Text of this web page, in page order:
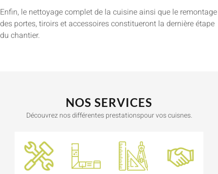
Enfin, le nettoyage complet de la cuisine ainsi que le remontage
des portes, tiroirs et accessoires constitueront la dernière étape
du chantier.
NOS SERVICES
Découvrez nos différentes prestationspour vos cuisnes.